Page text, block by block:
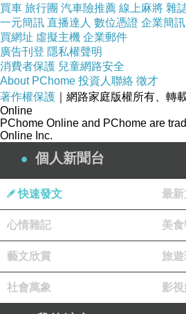
買車 旅行團 汽車險推薦 線上麻將 雜
一元簡訊 直播達人 數位憑證 企業簡訊
買網址 虛擬主機 企業郵件
廣告刊登 隱私權聲明
消費者保護 兒童網路安全
About PChome 投資人聯絡 徵才
著作權保護 ｜網路家庭版權所有、轉
Online
PChome Online and PChome are
Online Inc.
個人新聞台
快速發文 最
心情雜記 美
藝文欣賞 旅遊
社會萬象 影